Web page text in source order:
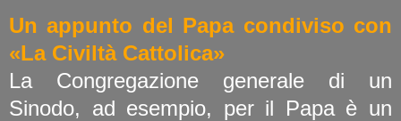
Un appunto del Papa condiviso con
«La Civiltà Cattolica»
La Congregazione generale di un
Sinodo, ad esempio, per il Papa è un